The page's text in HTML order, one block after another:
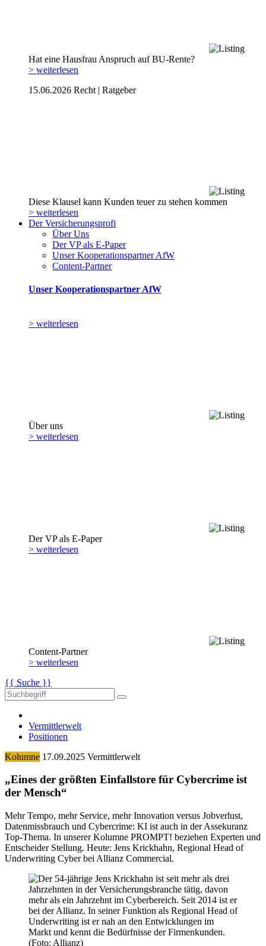
Hat eine Hausfrau Anspruch auf BU-Rente?
> weiterlesen
15.06.2026 Recht | Ratgeber
Diese Klausel kann Kunden teuer zu stehen kommen
> weiterlesen
Der Versicherungsprofi
Über Uns
Der VP als E-Paper
Unser Kooperationspartner AfW
Content-Partner
Unser Kooperationspartner AfW
> weiterlesen
Über uns
> weiterlesen
Der VP als E-Paper
> weiterlesen
Content-Partner
> weiterlesen
{{ Suche }}
Vermittlerwelt
Positionen
Kolumne 17.09.2025 Vermittlerwelt
„Eines der größten Einfallstore für Cybercrime ist
der Mensch“
Mehr Tempo, mehr Service, mehr Innovation versus Jobverlust,
Datenmissbrauch und Cybercrime: KI ist auch in der Assekuranz
Top-Thema. In unserer Kolumne PROMPT! beziehen Experten und
Entscheider Stellung. Heute: Jens Krickhahn, Regional Head of
Underwriting Cyber bei Allianz Commercial.